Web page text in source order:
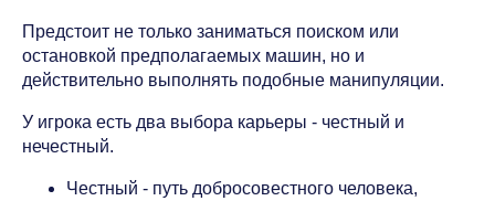
Предстоит не только заниматься поиском или
остановкой предполагаемых машин, но и
действительно выполнять подобные манипуляции.
У игрока есть два выбора карьеры - честный и
нечестный.
Честный - путь добросовестного человека,